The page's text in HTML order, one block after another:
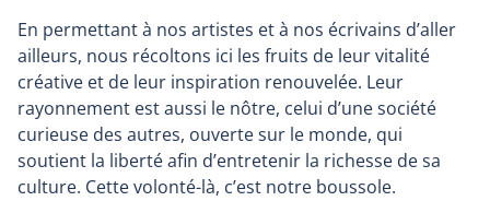
En permettant à nos artistes et à nos écrivains d’aller
ailleurs, nous récoltons ici les fruits de leur vitalité
créative et de leur inspiration renouvelée. Leur
rayonnement est aussi le nôtre, celui d’une société
curieuse des autres, ouverte sur le monde, qui
soutient la liberté afin d’entretenir la richesse de sa
culture. Cette volonté-là, c’est notre boussole.